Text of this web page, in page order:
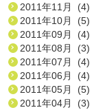
2011年11月 (4)
2011年10月 (5)
2011年09月 (4)
2011年08月 (3)
2011年07月 (4)
2011年06月 (4)
2011年05月 (5)
2011年04月 (3)